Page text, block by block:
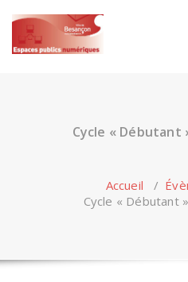
content
Cycle « Débutant
Accueil /
Cycle « Débutant